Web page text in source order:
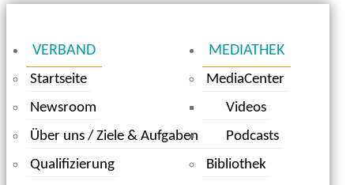
VERBAND
Startseite
Newsroom
Über uns / Ziele & Aufgaben
Qualifizierung
MEDIATHEK
MediaCenter
Videos
Podcasts
Bibliothek